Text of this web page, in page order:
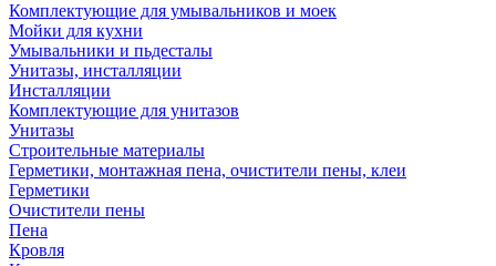
Комплектующие для умывальников и моек
Мойки для кухни
Умывальники и пьдесталы
Унитазы, инсталляции
Инсталляции
Комплектующие для унитазов
Унитазы
Строительные материалы
Герметики, монтажная пена, очистители пены, клеи
Герметики
Очистители пены
Пена
Кровля